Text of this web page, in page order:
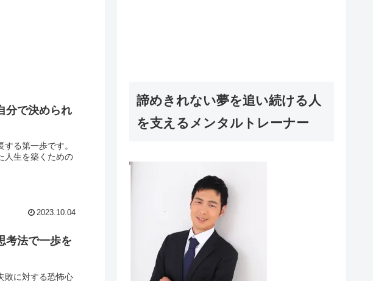
分で決められ
る第一歩です。
人生を築くための
2023.10.04
考法で一歩を
敗に対する恐怖心
諦めきれない夢を追い続ける人
を支えるメンタルトレーナー